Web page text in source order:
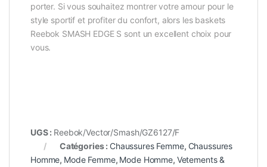
porter. Si vous souhaitez montrer votre amour pour le
style sportif et profiter du confort, alors les baskets
Reebok SMASH EDGE S sont un excellent choix pour
vous.
UGS : Reebok/Vector/Smash/GZ6127/F
Catégories : Chaussures Femme, Chaussures
Homme, Mode Femme, Mode Homme, Vetements &